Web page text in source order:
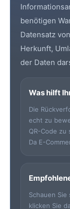
benötigen
Datensatz
Herkunft,
der Daten
Was hilft
Die
echt zu
QR-Code
Da E-
Schauen
klicken Sie